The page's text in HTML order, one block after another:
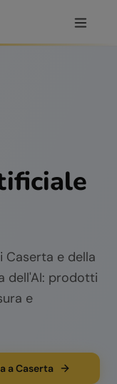
Caserta e della
dell'AI: prodotti
e
a Caserta